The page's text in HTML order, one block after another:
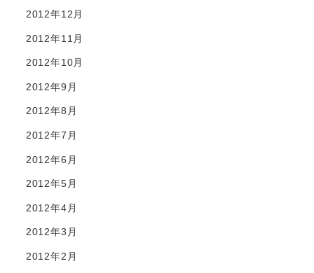
2012年12月
2012年11月
2012年10月
2012年9月
2012年8月
2012年7月
2012年6月
2012年5月
2012年4月
2012年3月
2012年2月